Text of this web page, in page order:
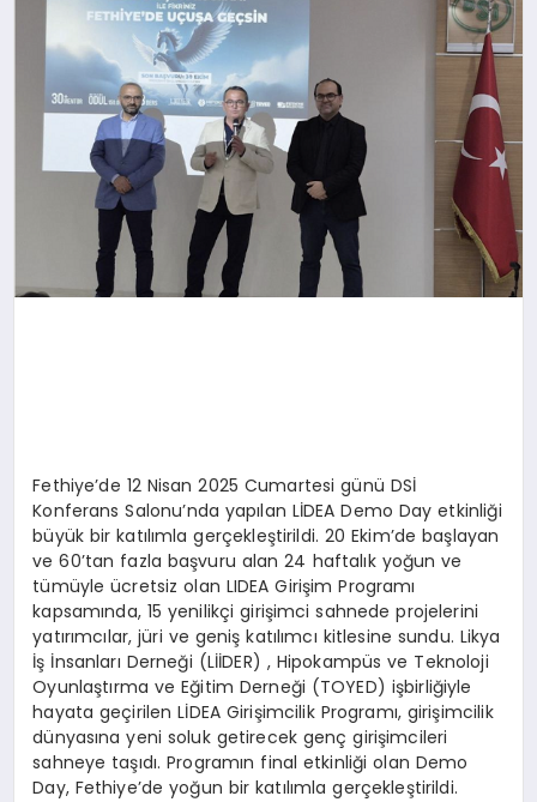
Fethiye’de 12 Nisan 2025 Cumartesi günü DSİ
Konferans Salonu’nda yapılan LİDEA Demo Day etkinliği
büyük bir katılımla gerçekleştirildi. 20 Ekim’de başlayan
ve 60’tan fazla başvuru alan 24 haftalık yoğun ve
tümüyle ücretsiz olan LIDEA Girişim Programı
kapsamında, 15 yenilikçi girişimci sahnede projelerini
yatırımcılar, jüri ve geniş katılımcı kitlesine sundu. Likya
İş İnsanları Derneği (LİİDER) , Hipokampüs ve Teknoloji
Oyunlaştırma ve Eğitim Derneği (TOYED) işbirliğiyle
hayata geçirilen LİDEA Girişimcilik Programı, girişimcilik
dünyasına yeni soluk getirecek genç girişimcileri
sahneye taşıdı. Programın final etkinliği olan Demo
Day, Fethiye’de yoğun bir katılımla gerçekleştirildi.